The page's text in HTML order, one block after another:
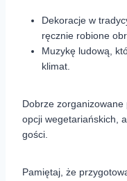
Dekoracje w
ręcznie robione
Muzykę ludową,
klimat.
Dobrze
opcji wegetariańskich,
gości.
Pamiętaj, że